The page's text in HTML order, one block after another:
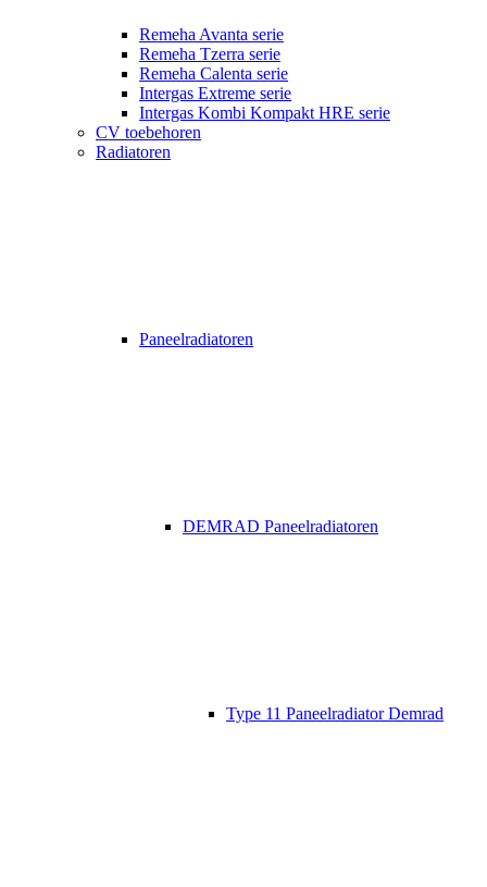
Remeha Avanta serie
Remeha Tzerra serie
Remeha Calenta serie
Intergas Extreme serie
Intergas Kombi Kompakt HRE serie
CV toebehoren
Radiatoren
Paneelradiatoren
DEMRAD Paneelradiatoren
Type 11 Paneelradiator Demrad